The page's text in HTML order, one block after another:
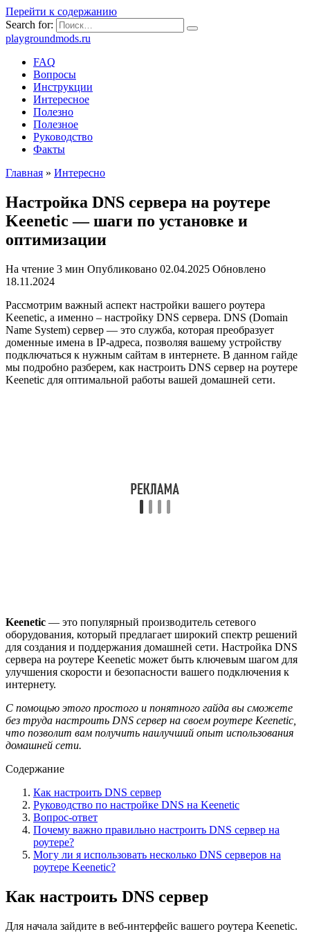
Перейти к содержанию
Search for:
playgroundmods.ru
FAQ
Вопросы
Инструкции
Интересное
Полезно
Полезное
Руководство
Факты
Главная » Интересно
Настройка DNS сервера на роутере
Keenetic — шаги по установке и
оптимизации
На чтение 3 мин Опубликовано 02.04.2025 Обновлено
18.11.2024
Рассмотрим важный аспект настройки вашего роутера
Keenetic, а именно – настройку DNS сервера. DNS (Domain
Name System) сервер — это служба, которая преобразует
доменные имена в IP-адреса, позволяя вашему устройству
подключаться к нужным сайтам в интернете. В данном гайде
мы подробно разберем, как настроить DNS сервер на роутере
Keenetic для оптимальной работы вашей домашней сети.
Keenetic — это популярный производитель сетевого
оборудования, который предлагает широкий спектр решений
для создания и поддержания домашней сети. Настройка DNS
сервера на роутере Keenetic может быть ключевым шагом для
улучшения скорости и безопасности вашего подключения к
интернету.
С помощью этого простого и понятного гайда вы сможете
без труда настроить DNS сервер на своем роутере Keenetic,
что позволит вам получить наилучший опыт использования
домашней сети.
Содержание
Как настроить DNS сервер
Руководство по настройке DNS на Keenetic
Вопрос-ответ
Почему важно правильно настроить DNS сервер на
роутере?
Могу ли я использовать несколько DNS серверов на
роутере Keenetic?
Как настроить DNS сервер
Для начала зайдите в веб-интерфейс вашего роутера Keenetic.